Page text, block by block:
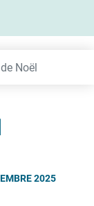
Noël
2025